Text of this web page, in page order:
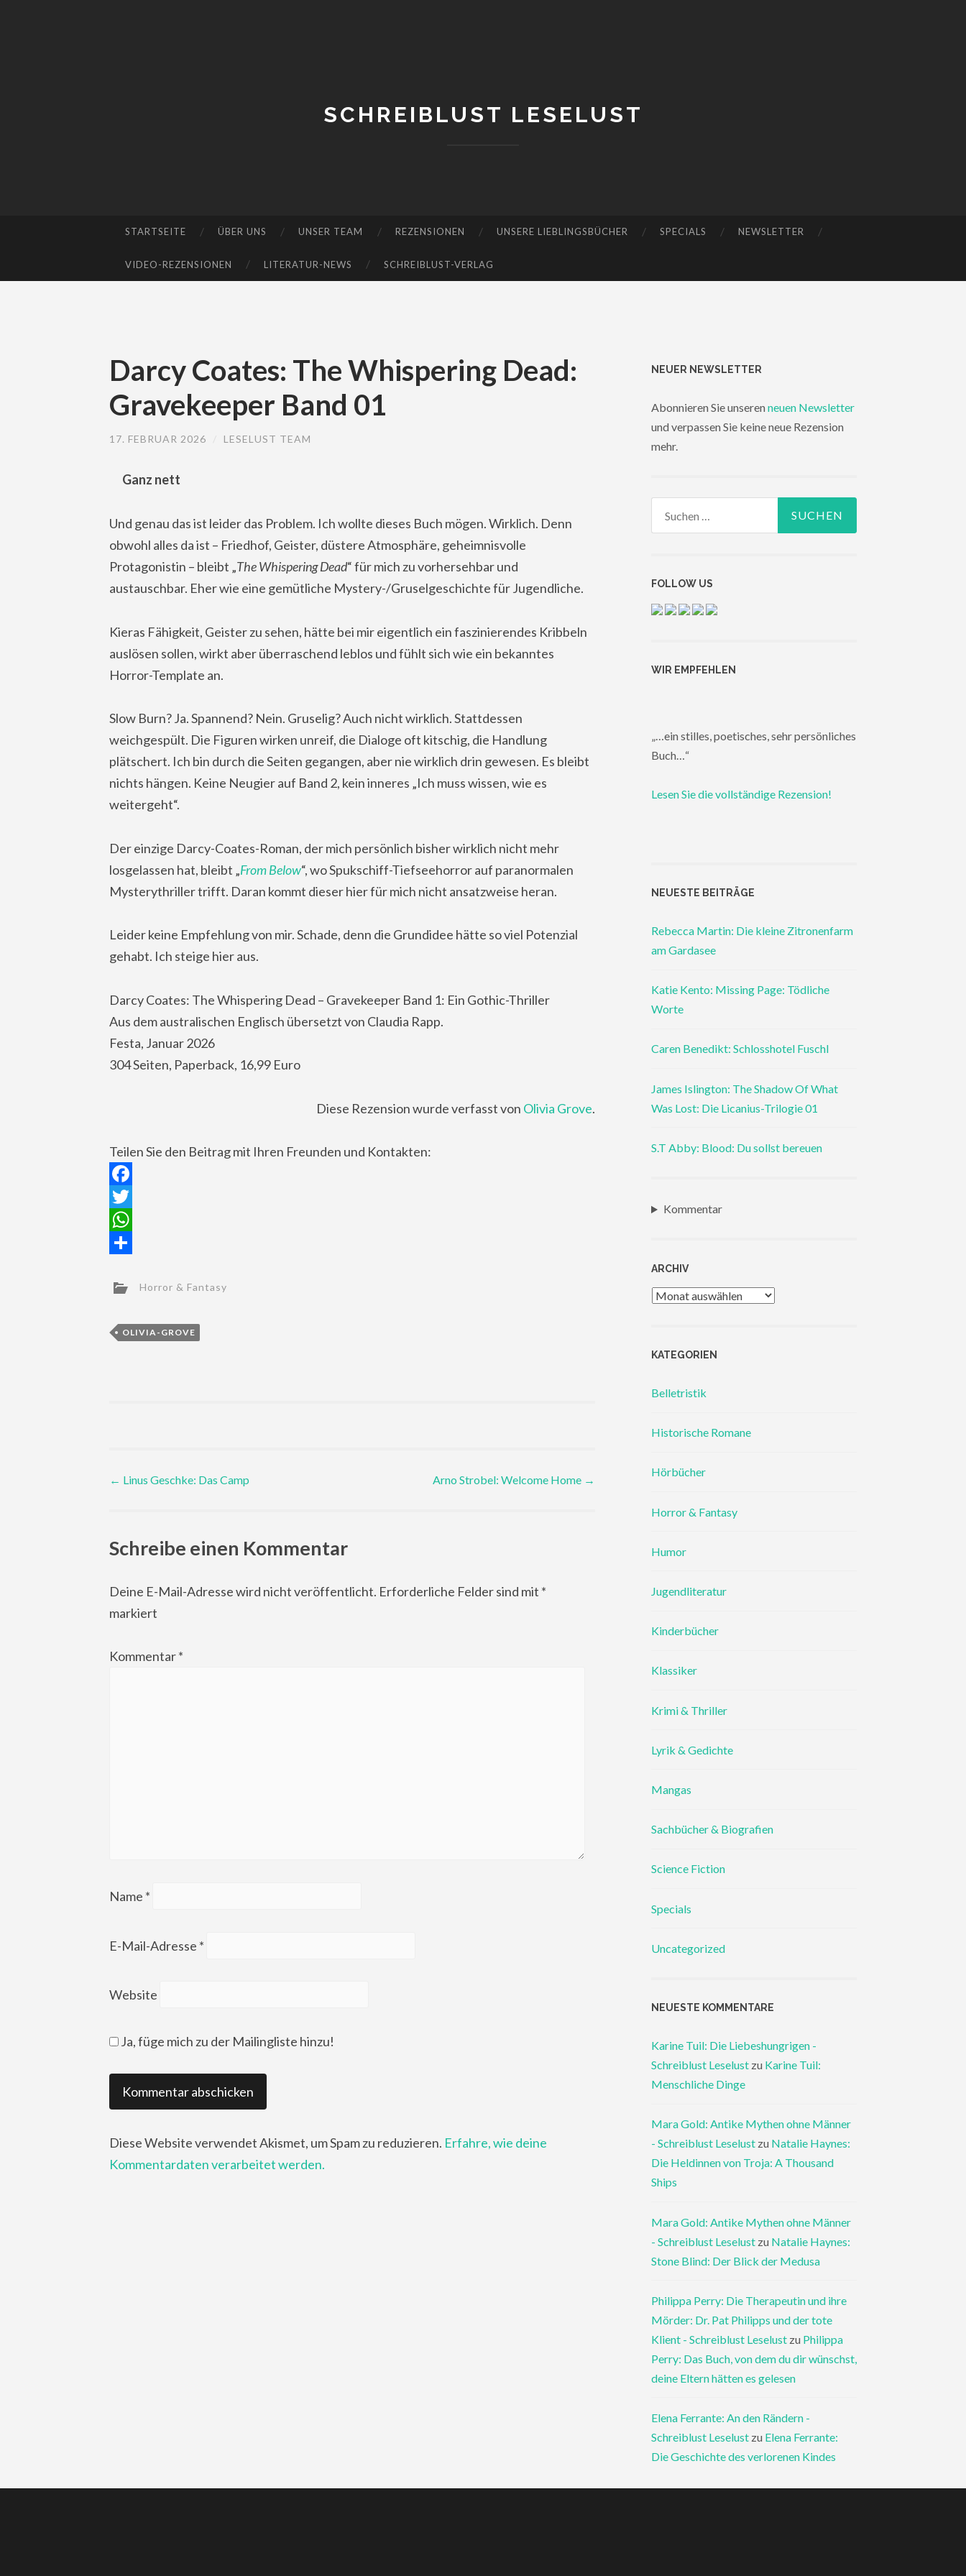
SCHREIBLUST LESELUST
STARTSEITE ÜBER UNS UNSER TEAM REZENSIONEN UNSERE LIEBLINGSBÜCHER SPECIALS NEWSLETTER
VIDEO-REZENSIONEN LITERATUR-NEWS SCHREIBLUST-VERLAG
Darcy Coates: The Whispering Dead:
Gravekeeper Band 01
17. FEBRUAR 2026 LESELUST TEAM
Ganz nett
Und genau das ist leider das Problem. Ich wollte dieses Buch mögen. Wirklich. Denn
obwohl alles da ist – Friedhof, Geister, düstere Atmosphäre, geheimnisvolle
Protagonistin – bleibt „The Whispering Dead“ für mich zu vorhersehbar und
austauschbar. Eher wie eine gemütliche Mystery-/Gruselgeschichte für Jugendliche.
Kieras Fähigkeit, Geister zu sehen, hätte bei mir eigentlich ein faszinierendes Kribbeln
auslösen sollen, wirkt aber überraschend leblos und fühlt sich wie ein bekanntes
Horror-Template an.
Slow Burn? Ja. Spannend? Nein. Gruselig? Auch nicht wirklich. Stattdessen
weichgespült. Die Figuren wirken unreif, die Dialoge oft kitschig, die Handlung
plätschert. Ich bin durch die Seiten gegangen, aber nie wirklich drin gewesen. Es bleibt
nichts hängen. Keine Neugier auf Band 2, kein inneres „Ich muss wissen, wie es
weitergeht“.
Der einzige Darcy-Coates-Roman, der mich persönlich bisher wirklich nicht mehr
losgelassen hat, bleibt „From Below“, wo Spukschiff-Tiefseehorror auf paranormalen
Mysterythriller trifft. Daran kommt dieser hier für mich nicht ansatzweise heran.
Leider keine Empfehlung von mir. Schade, denn die Grundidee hätte so viel Potenzial
gehabt. Ich steige hier aus.
Darcy Coates: The Whispering Dead – Gravekeeper Band 1: Ein Gothic-Thriller
Aus dem australischen Englisch übersetzt von Claudia Rapp.
Festa, Januar 2026
304 Seiten, Paperback, 16,99 Euro
Diese Rezension wurde verfasst von Olivia Grove.
Teilen Sie den Beitrag mit Ihren Freunden und Kontakten:
Facebook
Twitter
WhatsApp
Horror & Fantasy
OLIVIA-GROVE
Post
← Linus Geschke: Das Camp Arno Strobel: Welcome Home →
Schreibe einen Kommentar
Deine E-Mail-Adresse wird nicht veröffentlicht. Erforderliche Felder sind mit *
markiert
Kommentar*
Name *
E-Mail-Adresse *
Website
Ja, füge mich zu der Mailingliste hinzu!
Diese Website verwendet Akismet, um Spam zu reduzieren. Erfahre, wie deine
Kommentardaten verarbeitet werden.
NEUER NEWSLETTER
Abonnieren Sie unseren neuen Newsletter
und verpassen Sie keine neue Rezension
mehr.
FOLLOW US
WIR EMPFEHLEN
„…ein stilles, poetisches, sehr persönliches
Buch…“
Lesen Sie die vollständige Rezension!
NEUESTE BEITRÄGE
Rebecca Martin: Die kleine Zitronenfarm
am Gardasee
Katie Kento: Missing Page: Tödliche
Worte
Caren Benedikt: Schlosshotel Fuschl
James Islington: The Shadow Of What
Was Lost: Die Licanius-Trilogie 01
S.T Abby: Blood: Du sollst bereuen
Kommentar
ARCHIV
Archiv
KATEGORIEN
Belletristik
Historische Romane
Hörbücher
Horror & Fantasy
Humor
Jugendliteratur
Kinderbücher
Klassiker
Krimi & Thriller
Lyrik & Gedichte
Mangas
Sachbücher & Biografien
Science Fiction
Specials
Uncategorized
NEUESTE KOMMENTARE
Karine Tuil: Die Liebeshungrigen -
Schreiblust Leselust zu Karine Tuil:
Menschliche Dinge
Mara Gold: Antike Mythen ohne Männer
- Schreiblust Leselust zu Natalie Haynes:
Die Heldinnen von Troja: A Thousand
Ships
Mara Gold: Antike Mythen ohne Männer
- Schreiblust Leselust zu Natalie Haynes:
Stone Blind: Der Blick der Medusa
Philippa Perry: Die Therapeutin und ihre
Mörder: Dr. Pat Philipps und der tote
Klient - Schreiblust Leselust zu Philippa
Perry: Das Buch, von dem du dir wünschst,
deine Eltern hätten es gelesen
Elena Ferrante: An den Rändern -
Schreiblust Leselust zu Elena Ferrante:
Die Geschichte des verlorenen Kindes